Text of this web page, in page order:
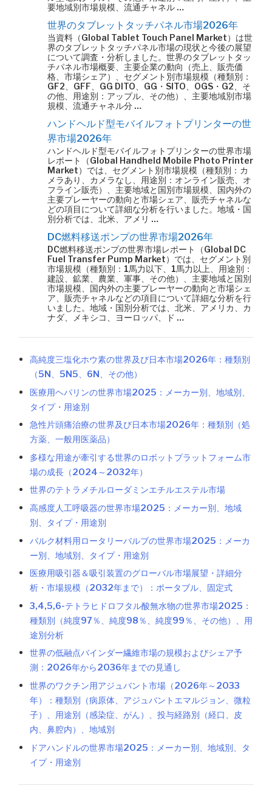
要地域別市場規模、流通チャネル …
世界のタブレットタッチパネル市場2026年
当資料（Global Tablet Touch Panel Market）は世
界のタブレットタッチパネル市場の現状と今後の展望
について調査・分析しました。世界のタブレットタッ
チパネル市場概要、主要企業の動向（売上、販売価
格、市場シェア）、セグメント別市場規模（種類別：
GF2、GFF、GG DITO、GG・SITO、OGS・G2、そ
の他、用途別：アップル、その他）、主要地域別市場
規模、流通チャネル分 …
ハンドヘルド型モバイルフォトプリンターの世
界市場2026年
ハンドヘルド型モバイルフォトプリンターの世界市場
レポート（Global Handheld Mobile Photo Printer
Market）では、セグメント別市場規模（種類別：カ
メラあり、カメラなし、用途別：オンライン販売、オ
フライン販売）、主要地域と国別市場規模、国内外の
主要プレーヤーの動向と市場シェア、販売チャネルな
どの項目について詳細な分析を行いました。地域・国
別分析では、北米、アメリ …
DC燃料移送ポンプの世界市場2026年
DC燃料移送ポンプの世界市場レポート（Global DC
Fuel Transfer Pump Market）では、セグメント別
市場規模（種類別：1馬力以下、1馬力以上、用途別：
建設、鉱業、農業、軍事、その他）、主要地域と国別
市場規模、国内外の主要プレーヤーの動向と市場シェ
ア、販売チャネルなどの項目について詳細な分析を行
いました。地域・国別分析では、北米、アメリカ、カ
ナダ、メキシコ、ヨーロッパ、ド …
高純度三塩化ホウ素の世界及び日本市場2026年：種類別
（5N、5N5、6N、その他）
医療用ヘパリンの世界市場2025：メーカー別、地域別、
タイプ・用途別
急性片頭痛治療の世界及び日本市場2026年：種類別（処
方薬、一般用医薬品）
多様な用途が牽引する世界のロボットプラットフォーム市
場の成長（2024～2032年）
世界のテトラメチルローダミンエチルエステル市場
高感度人工呼吸器の世界市場2025：メーカー別、地域
別、タイプ・用途別
バルク材料用ロータリーバルブの世界市場2025：メーカ
ー別、地域別、タイプ・用途別
医療用吸引器＆吸引装置のグローバル市場展望・詳細分
析・市場規模（2032年まで）：ポータブル、固定式
3,4,5,6-テトラヒドロフタル酸無水物の世界市場2025：
種類別（純度97％、純度98％、純度99％、その他）、用
途別分析
世界の低融点バインダー繊維市場の規模およびシェア予
測：2026年から2036年までの見通し
世界のワクチン用アジュバント市場（2026年～2033
年）：種類別（病原体、アジュバントエマルジョン、微粒
子）、用途別（感染症、がん）、投与経路別（経口、皮
内、鼻腔内）、地域別
ドアハンドルの世界市場2025：メーカー別、地域別、タ
イプ・用途別